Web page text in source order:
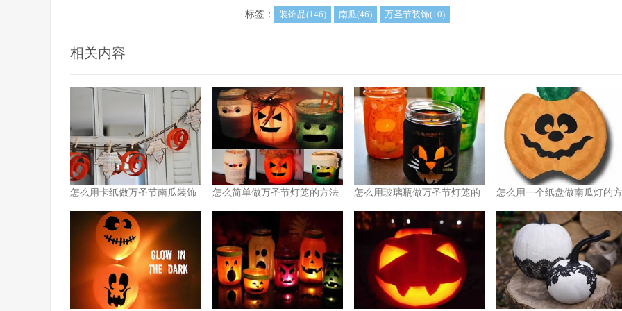
标签： 装饰品(146) 南瓜(46) 万圣节装饰(10)
相关内容
怎么用卡纸做万圣节南瓜装饰
怎么简单做万圣节灯笼的方法
怎么用玻璃瓶做万圣节灯笼的
怎么用一个纸盘做南瓜灯的方